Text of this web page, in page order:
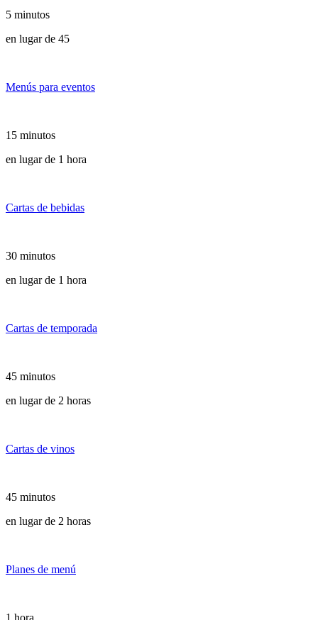
5 minutos
en lugar de 45
Menús para eventos
15 minutos
en lugar de 1 hora
Cartas de bebidas
30 minutos
en lugar de 1 hora
Cartas de temporada
45 minutos
en lugar de 2 horas
Cartas de vinos
45 minutos
en lugar de 2 horas
Planes de menú